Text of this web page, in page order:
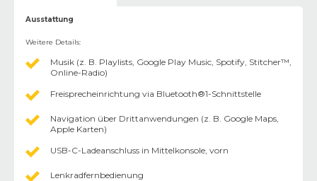
Ausstattung
Weitere Details:
Musik (z. B. Playlists, Google Play Music, Spotify, Stitcher™,
Online-Radio)
Freisprecheinrichtung via Bluetooth®1-Schnittstelle
Navigation über Drittanwendungen (z. B. Google Maps,
Apple Karten)
USB-C-Ladeanschluss in Mittelkonsole, vorn
Lenkradfernbedienung